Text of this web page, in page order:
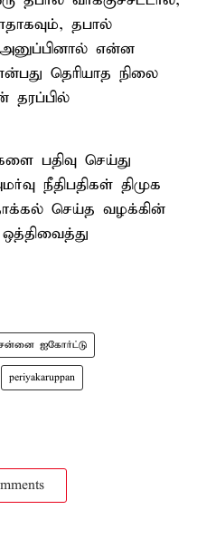
தபால்
அனுப்பினால் என்ன
தெரியாத நிலை
தரப்பில்
பதிவு செய்து
நீதிபதிகள் திமுக
செய்த வழக்கின்
ஐகோர்ட்டு
periyakaruppan